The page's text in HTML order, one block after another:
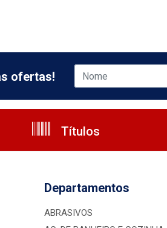
ofertas!
Títulos
Departamentos
ABRASIVOS